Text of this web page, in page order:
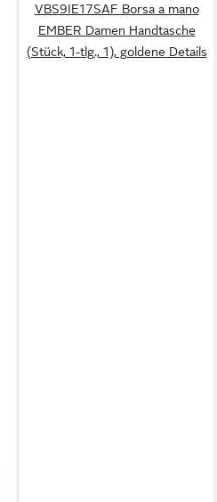
VBS9IE17SAF Borsa a mano
EMBER Damen Handtasche
(Stück, 1-tlg., 1), goldene Details